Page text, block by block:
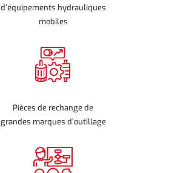
d’équipements hydrauliques
mobiles
Pièces de rechange de
grandes marques d’outillage